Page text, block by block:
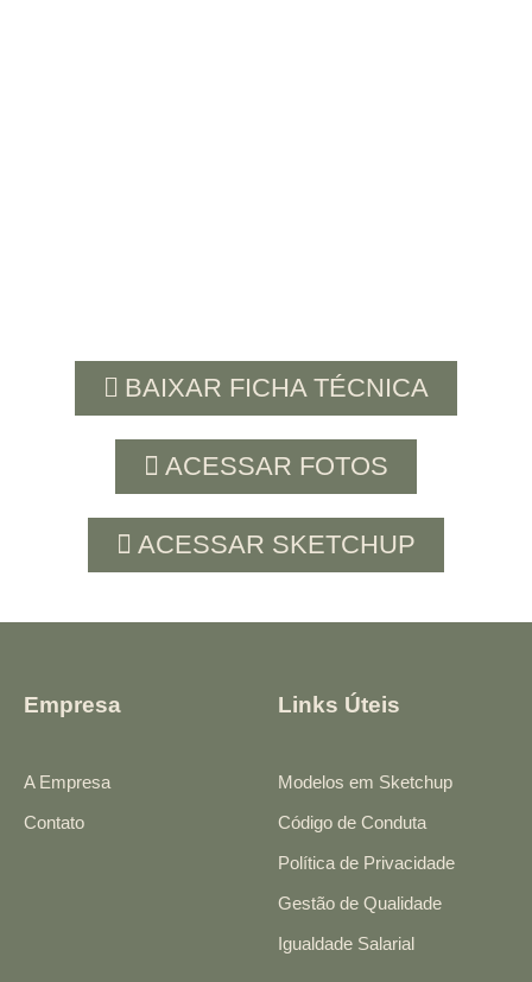
BAIXAR FICHA TÉCNICA
ACESSAR FOTOS
ACESSAR SKETCHUP
Empresa
A Empresa
Contato
Links Úteis
Modelos em Sketchup
Código de Conduta
Política de Privacidade
Gestão de Qualidade
Igualdade Salarial